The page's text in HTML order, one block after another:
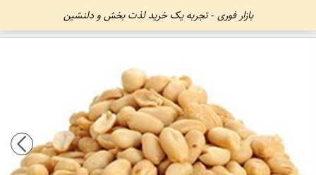
بازار فوری - تجربه یک خرید لذت بخش و دلنشین